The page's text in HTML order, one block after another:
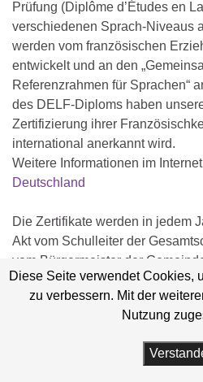
Prüfung (Diplôme d’Études en
verschiedenen Sprach-Niveaus
werden vom französischen
entwickelt und an den
Referenzrahmen für Sprachen“
des DELF-Diploms haben
Zertifizierung ihrer
international anerkannt wird.
Weitere Informationen im
Deutschland
Die Zertifikate werden in jedem
Akt vom Schulleiter der
vom Bürgermeister der
Schülerinnen und Schüler
Gemeinde Rödinghausen
Diese Seite verwendet Cookies,
zu verbessern. Mit der
Nutzung